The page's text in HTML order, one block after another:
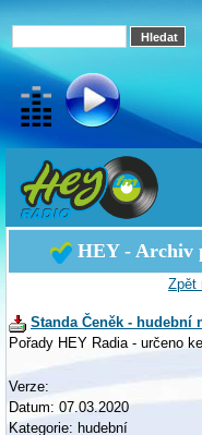
HEY - Archiv
Zpět
Standa Čeněk - hudební
Pořady HEY Radia - určeno
Verze:
Datum: 07.03.2020
Kategorie: hudební